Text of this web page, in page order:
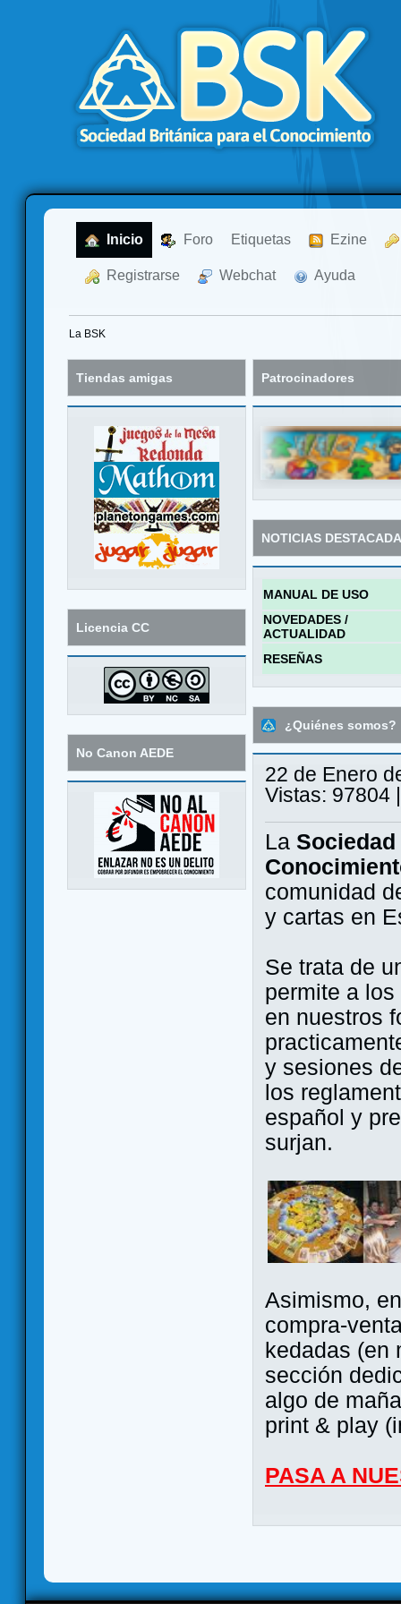
Inicio Foro Etiquetas Ezine
Registrarse Webchat Ayuda
La BSK
Tiendas amigas
Licencia CC
No Canon AEDE
Patrocinadores
NOTICIAS
MANUAL DE USO
NOVEDADES /
ACTUALIDAD
RESEÑAS
¿Quiénes somos?
22 de Enero
Vistas: 97804
La
comunidad
y cartas en
Se trata de
permite a
en nuestros
y sesiones
los
español y
surjan.
Asimismo,
compra-
kedadas (en
sección
algo de
print & play
PASA A